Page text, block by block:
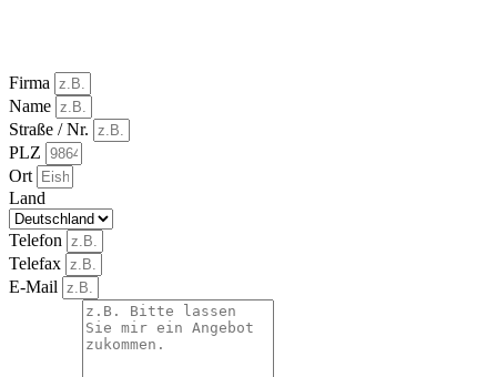
Firma
Name
Straße / Nr.
PLZ
Ort
Land
Telefon
Telefax
E-Mail